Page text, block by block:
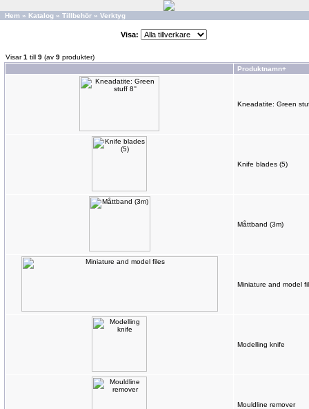
Hem » Katalog » Tillbehör » Verktyg
Visa:
Visar1 till 9 (av 9 produkter)
Produktnamn+
Kneadatite: Green
Knife blades (5)
Måttband (3m)
Miniature and model
Modelling knife
Mouldline remover